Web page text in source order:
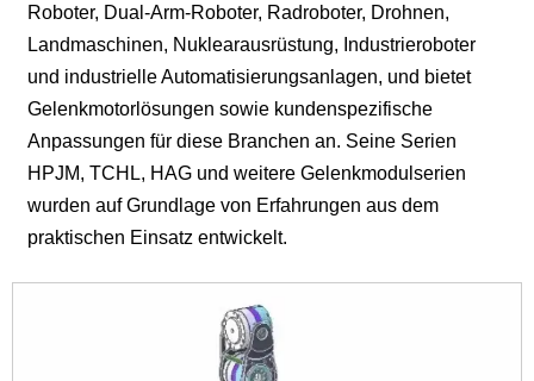
Roboter, Dual-Arm-Roboter, Radroboter, Drohnen,
Landmaschinen, Nuklearausrüstung, Industrieroboter
und industrielle Automatisierungsanlagen, und bietet
Gelenkmotorlösungen sowie kundenspezifische
Anpassungen für diese Branchen an. Seine Serien
HPJM, TCHL, HAG und weitere Gelenkmodulserien
wurden auf Grundlage von Erfahrungen aus dem
praktischen Einsatz entwickelt.